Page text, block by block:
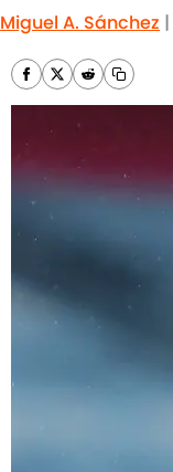
Miguel A. Sánchez |